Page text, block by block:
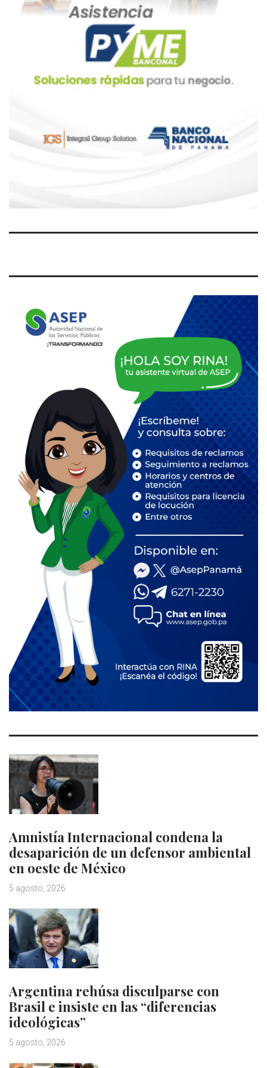
Amnistía Internacional condena la
desaparición de un defensor ambiental
en oeste de México
5 agosto, 2026
Argentina rehúsa disculparse con
Brasil e insiste en las “diferencias
ideológicas”
5 agosto, 2026